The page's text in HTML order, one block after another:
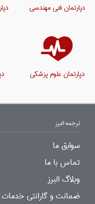
دپارتمان فنی مهندسی
دپارتمان علوم پزشکی
ترجمه البرز
سوابق ما
تماس با ما
وبلاگ البرز
ضمانت و گارانتی خدمات